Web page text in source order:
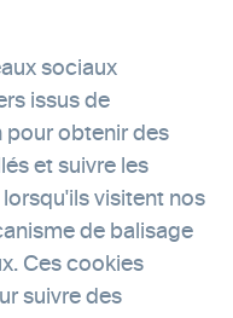
sociaux
issus de
pour obtenir des
et suivre les
visitent nos
de balisage
Ces cookies
suivre des